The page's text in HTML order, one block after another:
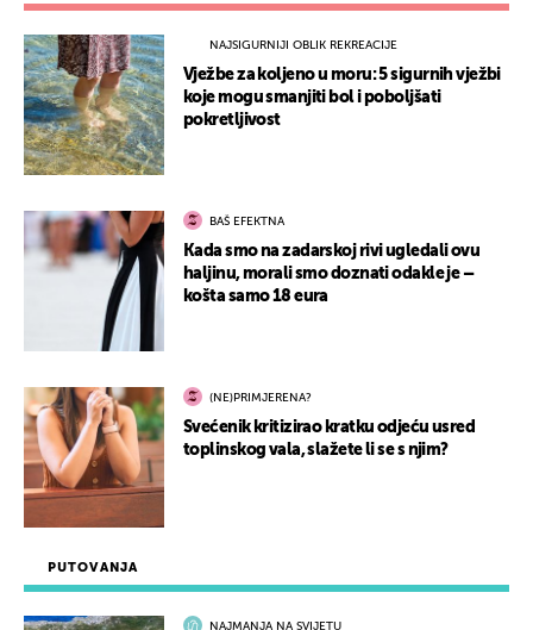
PUTOVANJA
NAJMANJA NA SVIJETU
NAJSIGURNIJI OBLIK REKREACIJE
Vježbe za koljeno u moru: 5 sigurnih vježbi
koje mogu smanjiti bol i poboljšati
pokretljivost
BAŠ EFEKTNA
Kada smo na zadarskoj rivi ugledali ovu
haljinu, morali smo doznati odakle je –
košta samo 18 eura
(NE)PRIMJERENA?
Svećenik kritizirao kratku odjeću usred
toplinskog vala, slažete li se s njim?